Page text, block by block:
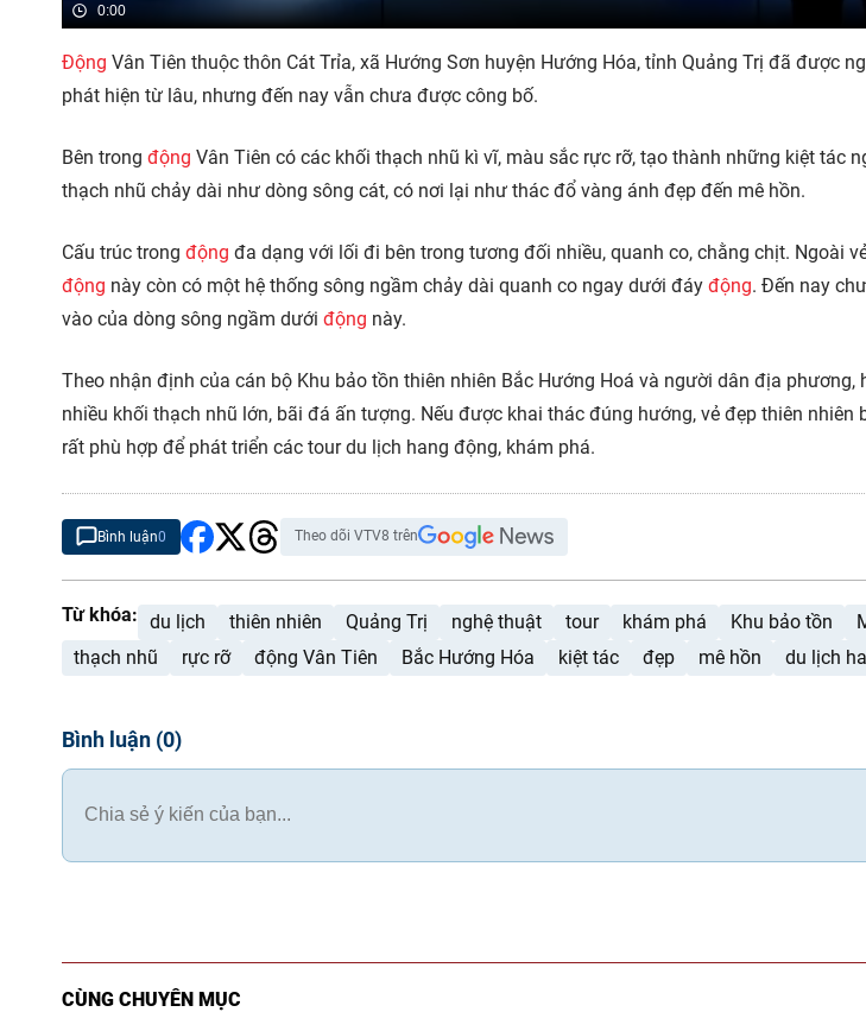
0:00
Động Vân Tiên thuộc thôn Cát Trỉa, xã Hướng Sơn huyện Hướng Hóa, tỉnh Quảng Trị đã được
phát hiện từ lâu, nhưng đến nay vẫn chưa được công bố.
Bên trong động Vân Tiên có các khối thạch nhũ kì vĩ, màu sắc rực rỡ, tạo thành những kiệt tác
thạch nhũ chảy dài như dòng sông cát, có nơi lại như thác đổ vàng ánh đẹp đến mê hồn.
Cấu trúc trong động đa dạng với lối đi bên trong tương đối nhiều, quanh co, chằng chịt. Ngoài
động này còn có một hệ thống sông ngầm chảy dài quanh co ngay dưới đáy động. Đến nay
vào của dòng sông ngầm dưới động này.
Theo nhận định của cán bộ Khu bảo tồn thiên nhiên Bắc Hướng Hoá và người dân địa phương,
nhiều khối thạch nhũ lớn, bãi đá ấn tượng. Nếu được khai thác đúng hướng, vẻ đẹp thiên nhiên
rất phù hợp để phát triển các tour du lịch hang động, khám phá.
Bình luận0 Theo dõi VTV8 trên
Từ khóa: du lịch thiên nhiên Quảng Trị nghệ thuật tour khám phá Khu bảo tồn
thạch nhũ
rực rỡ động Vân Tiên Bắc Hướng Hóa kiệt tác đẹp mê hồn du lịch
Bình luận (0)
CÙNG CHUYÊN MỤC